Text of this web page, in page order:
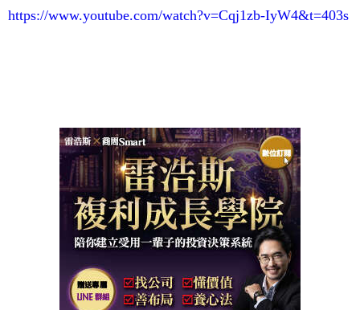
https://www.youtube.com/watch?v=Cqj1zb-IyW4&t=403s